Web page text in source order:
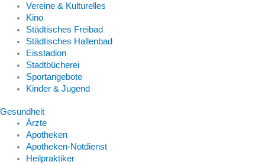
Vereine & Kulturelles
Kino
Städtisches Freibad
Städtisches Hallenbad
Eisstadion
Stadtbücherei
Sportangebote
Kinder & Jugend
Gesundheit
Ärzte
Apotheken
Apotheken-Notdienst
Heilpraktiker